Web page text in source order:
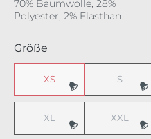
70% Baumwolle, 28%
Polyester, 2% Elasthan
Größe
XS(Diese Option ist zurzeit
S(Diese
XL(Diese Option ist zurzeit
XXL(Diese